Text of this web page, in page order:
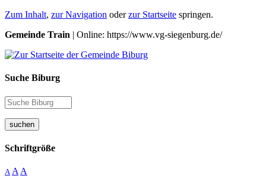
Zum Inhalt, zur Navigation oderzur Startseite springen.
Gemeinde Train | Online: https://www.vg-siegenburg.de/
Suche Biburg
suchen
Schriftgröße
A A A